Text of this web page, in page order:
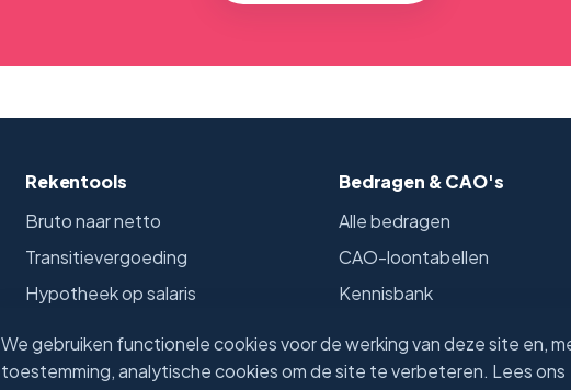
Rekentools
Bruto naar netto
Transitievergoeding
Hypotheek op salaris
Alle rekentools
Bedragen & CAO's
Alle bedragen
CAO-loontabellen
Kennisbank
We gebruiken functionele cookies voor de werking van deze site en,
toestemming, analytische cookies om de site te verbeteren. Lees ons